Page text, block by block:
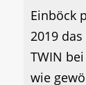
Einböck
2019 das
TWIN
wie